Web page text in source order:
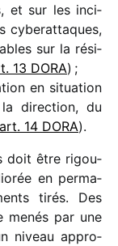
et sur les inci­
cybe­rat­taques,
sur la rési­
13 DORA) ;
en situa­tion
direc­tion, du
art. 14 DORA).
doit être rigou­
en perma­
tirés. Des
menés par une
niveau appro­